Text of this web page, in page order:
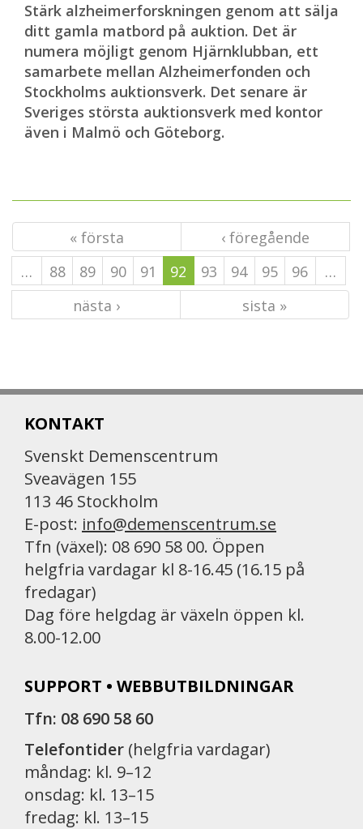
Stärk alzheimerforskningen genom att sälja
ditt gamla matbord på auktion. Det är
numera möjligt genom Hjärnklubban, ett
samarbete mellan Alzheimerfonden och
Stockholms auktionsverk. Det senare är
Sveriges största auktionsverk med kontor
även i Malmö och Göteborg.
« första
‹ föregående
…
88 89 90 91 92 93 94 95 96
…
nästa ›
sista »
KONTAKT
Svenskt Demenscentrum
Sveavägen 155
113 46 Stockholm
E-post: info@demenscentrum.se
Tfn (växel): 08 690 58 00. Öppen
helgfria vardagar kl 8-16.45 (16.15 på
fredagar)
Dag före helgdag är växeln öppen kl.
8.00-12.00
SUPPORT • WEBBUTBILDNINGAR
Tfn: 08 690 58 60
Telefontider (helgfria vardagar)
måndag: kl. 9–12
onsdag: kl. 13–15
fredag: kl. 13–15